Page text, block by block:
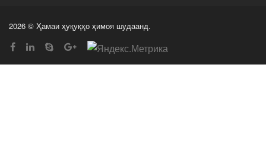
2026 © Ҳамаи ҳуқуқҳо ҳимоя шудаанд.